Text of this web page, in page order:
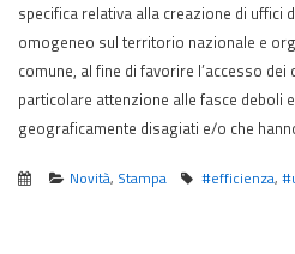
specifica relativa alla creazione di uffici
omogeneo sul territorio nazionale e
comune, al fine di favorire l’accesso
particolare attenzione alle fasce deboli
geograficamente disagiati e/o che
Novità, Stampa #efficienza,